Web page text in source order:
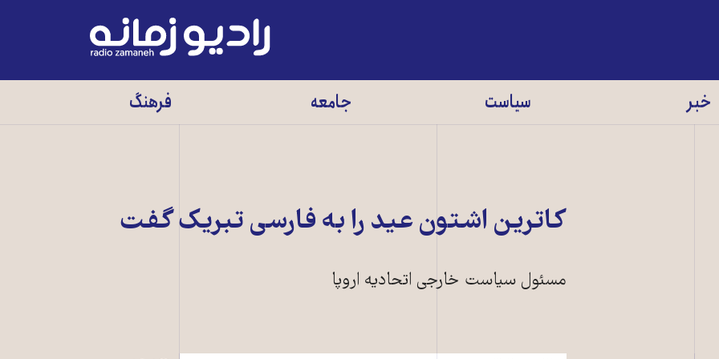
رادیو
زمانه
خبر سیاست جامعه فرهنگ
کاترین اشتون عید را به فارسی تبریک گفت
مسئول سیاست خارجی اتحادیه اروپا